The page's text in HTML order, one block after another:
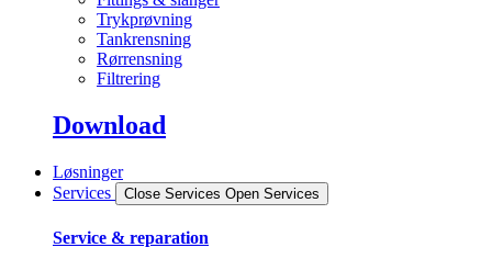
Trykprøvning
Tankrensning
Rørrensning
Filtrering
Download
Løsninger
Services
Close Services Open Services
Service & reparation